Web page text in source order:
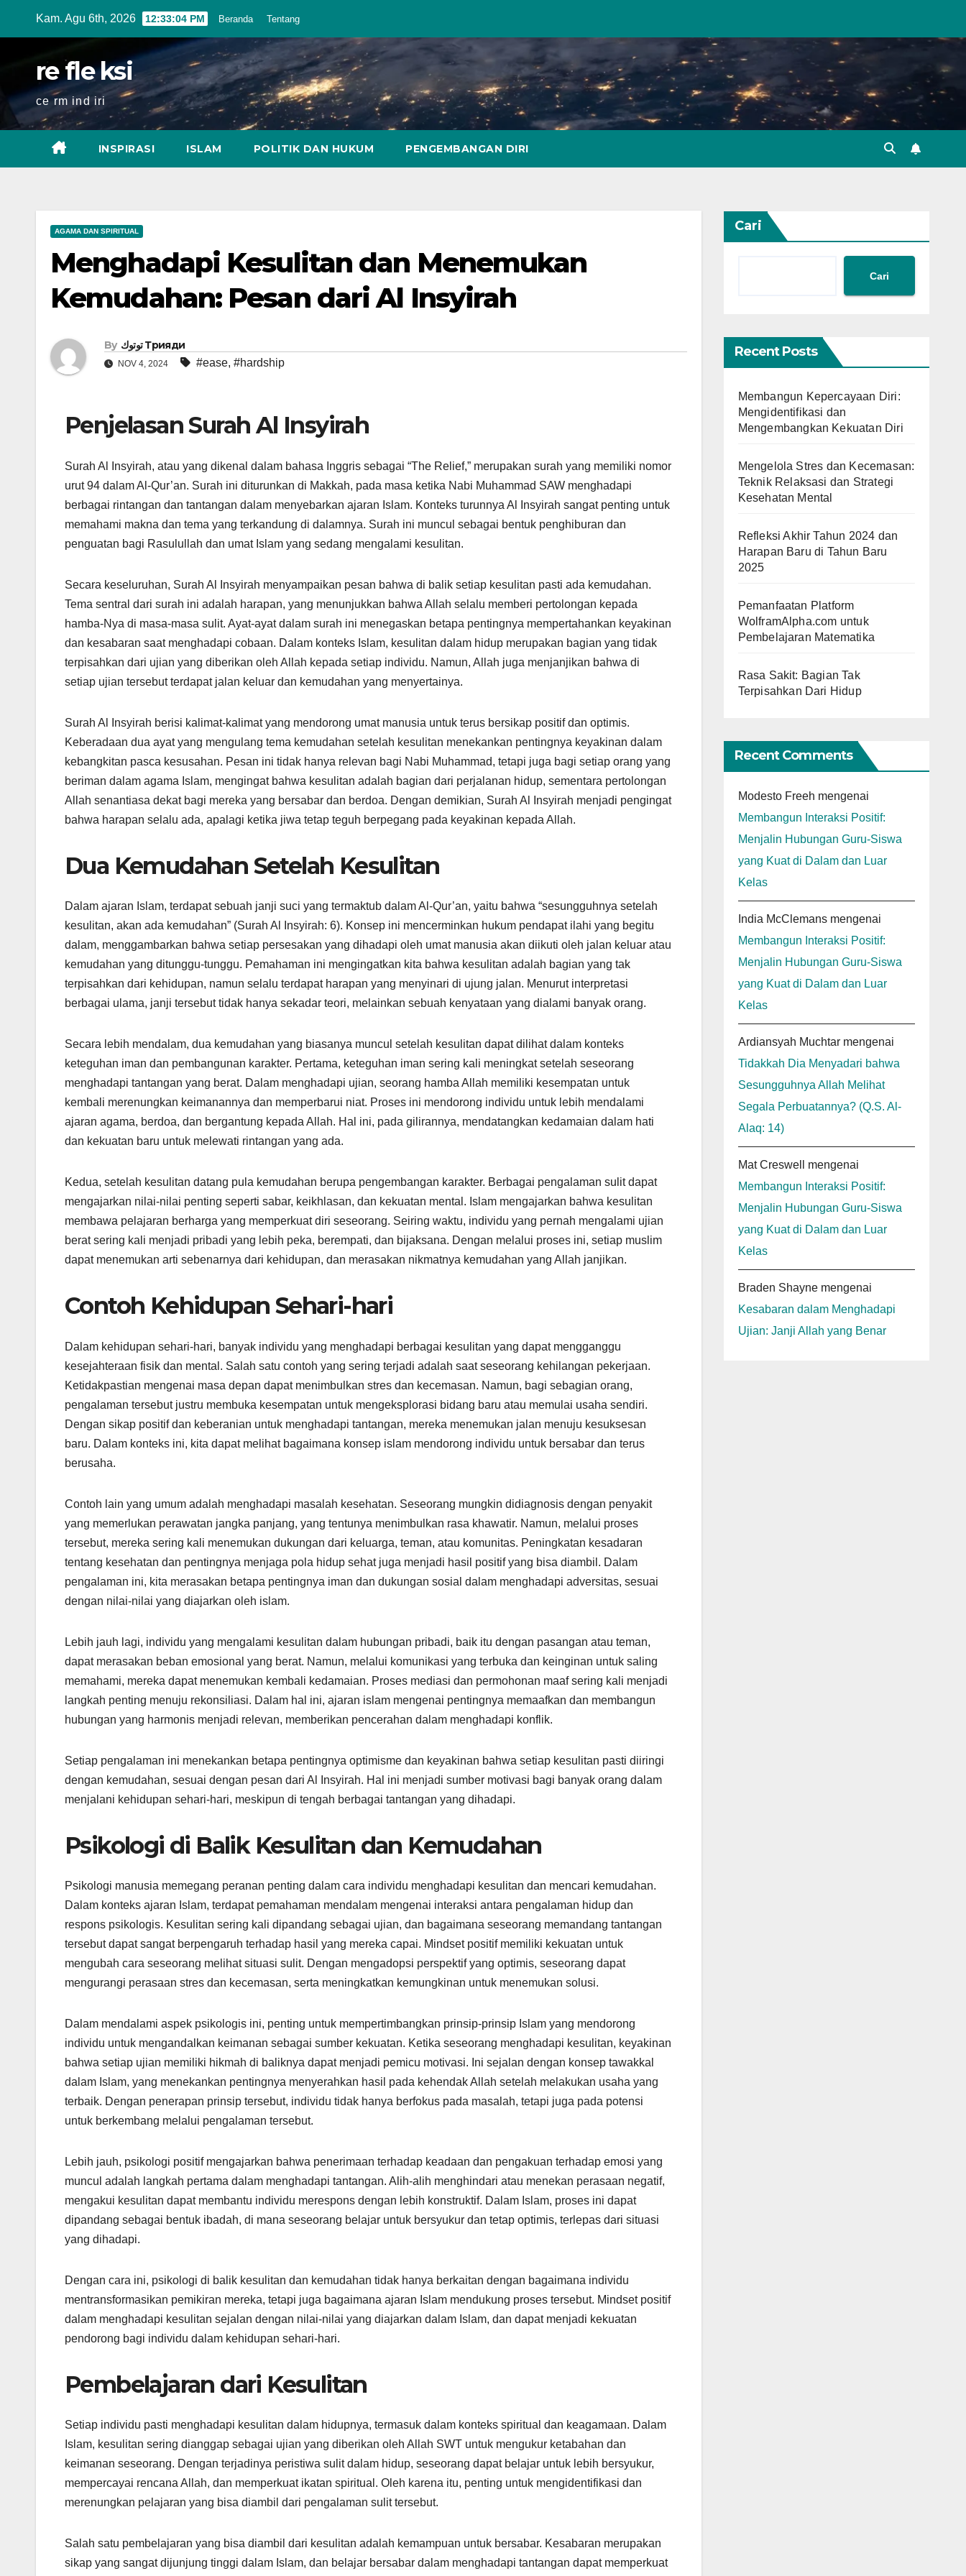
Kam. Agu 6th, 2026 12:33:05 PM Beranda Tentang
re fle ksi
ce rm ind iri
INSPIRASI ISLAM POLITIK DAN HUKUM PENGEMBANGAN DIRI
AGAMA DAN SPIRITUAL
Menghadapi Kesulitan dan Menemukan
Kemudahan: Pesan dari Al Insyirah
By توتوك Трияди
NOV 4, 2024 #ease, #hardship
Penjelasan Surah Al Insyirah
Surah Al Insyirah, atau yang dikenal dalam bahasa Inggris sebagai “The Relief,” merupakan surah yang memiliki nomor
urut 94 dalam Al-Qur’an. Surah ini diturunkan di Makkah, pada masa ketika Nabi Muhammad SAW menghadapi
berbagai rintangan dan tantangan dalam menyebarkan ajaran Islam. Konteks turunnya Al Insyirah sangat penting untuk
memahami makna dan tema yang terkandung di dalamnya. Surah ini muncul sebagai bentuk penghiburan dan
penguatan bagi Rasulullah dan umat Islam yang sedang mengalami kesulitan.
Secara keseluruhan, Surah Al Insyirah menyampaikan pesan bahwa di balik setiap kesulitan pasti ada kemudahan.
Tema sentral dari surah ini adalah harapan, yang menunjukkan bahwa Allah selalu memberi pertolongan kepada
hamba-Nya di masa-masa sulit. Ayat-ayat dalam surah ini menegaskan betapa pentingnya mempertahankan keyakinan
dan kesabaran saat menghadapi cobaan. Dalam konteks Islam, kesulitan dalam hidup merupakan bagian yang tidak
terpisahkan dari ujian yang diberikan oleh Allah kepada setiap individu. Namun, Allah juga menjanjikan bahwa di
setiap ujian tersebut terdapat jalan keluar dan kemudahan yang menyertainya.
Surah Al Insyirah berisi kalimat-kalimat yang mendorong umat manusia untuk terus bersikap positif dan optimis.
Keberadaan dua ayat yang mengulang tema kemudahan setelah kesulitan menekankan pentingnya keyakinan dalam
kebangkitan pasca kesusahan. Pesan ini tidak hanya relevan bagi Nabi Muhammad, tetapi juga bagi setiap orang yang
beriman dalam agama Islam, mengingat bahwa kesulitan adalah bagian dari perjalanan hidup, sementara pertolongan
Allah senantiasa dekat bagi mereka yang bersabar dan berdoa. Dengan demikian, Surah Al Insyirah menjadi pengingat
bahwa harapan selalu ada, apalagi ketika jiwa tetap teguh berpegang pada keyakinan kepada Allah.
Dua Kemudahan Setelah Kesulitan
Dalam ajaran Islam, terdapat sebuah janji suci yang termaktub dalam Al-Qur’an, yaitu bahwa “sesungguhnya setelah
kesulitan, akan ada kemudahan” (Surah Al Insyirah: 6). Konsep ini mencerminkan hukum pendapat ilahi yang begitu
dalam, menggambarkan bahwa setiap persesakan yang dihadapi oleh umat manusia akan diikuti oleh jalan keluar atau
kemudahan yang ditunggu-tunggu. Pemahaman ini mengingatkan kita bahwa kesulitan adalah bagian yang tak
terpisahkan dari kehidupan, namun selalu terdapat harapan yang menyinari di ujung jalan. Menurut interpretasi
berbagai ulama, janji tersebut tidak hanya sekadar teori, melainkan sebuah kenyataan yang dialami banyak orang.
Secara lebih mendalam, dua kemudahan yang biasanya muncul setelah kesulitan dapat dilihat dalam konteks
keteguhan iman dan pembangunan karakter. Pertama, keteguhan iman sering kali meningkat setelah seseorang
menghadapi tantangan yang berat. Dalam menghadapi ujian, seorang hamba Allah memiliki kesempatan untuk
kembali merenungkan keimanannya dan memperbarui niat. Proses ini mendorong individu untuk lebih mendalami
ajaran agama, berdoa, dan bergantung kepada Allah. Hal ini, pada gilirannya, mendatangkan kedamaian dalam hati
dan kekuatan baru untuk melewati rintangan yang ada.
Kedua, setelah kesulitan datang pula kemudahan berupa pengembangan karakter. Berbagai pengalaman sulit dapat
mengajarkan nilai-nilai penting seperti sabar, keikhlasan, dan kekuatan mental. Islam mengajarkan bahwa kesulitan
membawa pelajaran berharga yang memperkuat diri seseorang. Seiring waktu, individu yang pernah mengalami ujian
berat sering kali menjadi pribadi yang lebih peka, berempati, dan bijaksana. Dengan melalui proses ini, setiap muslim
dapat menemukan arti sebenarnya dari kehidupan, dan merasakan nikmatnya kemudahan yang Allah janjikan.
Contoh Kehidupan Sehari-hari
Dalam kehidupan sehari-hari, banyak individu yang menghadapi berbagai kesulitan yang dapat mengganggu
kesejahteraan fisik dan mental. Salah satu contoh yang sering terjadi adalah saat seseorang kehilangan pekerjaan.
Ketidakpastian mengenai masa depan dapat menimbulkan stres dan kecemasan. Namun, bagi sebagian orang,
pengalaman tersebut justru membuka kesempatan untuk mengeksplorasi bidang baru atau memulai usaha sendiri.
Dengan sikap positif dan keberanian untuk menghadapi tantangan, mereka menemukan jalan menuju kesuksesan
baru. Dalam konteks ini, kita dapat melihat bagaimana konsep islam mendorong individu untuk bersabar dan terus
berusaha.
Contoh lain yang umum adalah menghadapi masalah kesehatan. Seseorang mungkin didiagnosis dengan penyakit
yang memerlukan perawatan jangka panjang, yang tentunya menimbulkan rasa khawatir. Namun, melalui proses
tersebut, mereka sering kali menemukan dukungan dari keluarga, teman, atau komunitas. Peningkatan kesadaran
tentang kesehatan dan pentingnya menjaga pola hidup sehat juga menjadi hasil positif yang bisa diambil. Dalam
pengalaman ini, kita merasakan betapa pentingnya iman dan dukungan sosial dalam menghadapi adversitas, sesuai
dengan nilai-nilai yang diajarkan oleh islam.
Lebih jauh lagi, individu yang mengalami kesulitan dalam hubungan pribadi, baik itu dengan pasangan atau teman,
dapat merasakan beban emosional yang berat. Namun, melalui komunikasi yang terbuka dan keinginan untuk saling
memahami, mereka dapat menemukan kembali kedamaian. Proses mediasi dan permohonan maaf sering kali menjadi
langkah penting menuju rekonsiliasi. Dalam hal ini, ajaran islam mengenai pentingnya memaafkan dan membangun
hubungan yang harmonis menjadi relevan, memberikan pencerahan dalam menghadapi konflik.
Setiap pengalaman ini menekankan betapa pentingnya optimisme dan keyakinan bahwa setiap kesulitan pasti diiringi
dengan kemudahan, sesuai dengan pesan dari Al Insyirah. Hal ini menjadi sumber motivasi bagi banyak orang dalam
menjalani kehidupan sehari-hari, meskipun di tengah berbagai tantangan yang dihadapi.
Psikologi di Balik Kesulitan dan Kemudahan
Psikologi manusia memegang peranan penting dalam cara individu menghadapi kesulitan dan mencari kemudahan.
Dalam konteks ajaran Islam, terdapat pemahaman mendalam mengenai interaksi antara pengalaman hidup dan
respons psikologis. Kesulitan sering kali dipandang sebagai ujian, dan bagaimana seseorang memandang tantangan
tersebut dapat sangat berpengaruh terhadap hasil yang mereka capai. Mindset positif memiliki kekuatan untuk
mengubah cara seseorang melihat situasi sulit. Dengan mengadopsi perspektif yang optimis, seseorang dapat
mengurangi perasaan stres dan kecemasan, serta meningkatkan kemungkinan untuk menemukan solusi.
Dalam mendalami aspek psikologis ini, penting untuk mempertimbangkan prinsip-prinsip Islam yang mendorong
individu untuk mengandalkan keimanan sebagai sumber kekuatan. Ketika seseorang menghadapi kesulitan, keyakinan
bahwa setiap ujian memiliki hikmah di baliknya dapat menjadi pemicu motivasi. Ini sejalan dengan konsep tawakkal
dalam Islam, yang menekankan pentingnya menyerahkan hasil pada kehendak Allah setelah melakukan usaha yang
terbaik. Dengan penerapan prinsip tersebut, individu tidak hanya berfokus pada masalah, tetapi juga pada potensi
untuk berkembang melalui pengalaman tersebut.
Lebih jauh, psikologi positif mengajarkan bahwa penerimaan terhadap keadaan dan pengakuan terhadap emosi yang
muncul adalah langkah pertama dalam menghadapi tantangan. Alih-alih menghindari atau menekan perasaan negatif,
mengakui kesulitan dapat membantu individu merespons dengan lebih konstruktif. Dalam Islam, proses ini dapat
dipandang sebagai bentuk ibadah, di mana seseorang belajar untuk bersyukur dan tetap optimis, terlepas dari situasi
yang dihadapi.
Dengan cara ini, psikologi di balik kesulitan dan kemudahan tidak hanya berkaitan dengan bagaimana individu
mentransformasikan pemikiran mereka, tetapi juga bagaimana ajaran Islam mendukung proses tersebut. Mindset positif
dalam menghadapi kesulitan sejalan dengan nilai-nilai yang diajarkan dalam Islam, dan dapat menjadi kekuatan
pendorong bagi individu dalam kehidupan sehari-hari.
Pembelajaran dari Kesulitan
Setiap individu pasti menghadapi kesulitan dalam hidupnya, termasuk dalam konteks spiritual dan keagamaan. Dalam
Islam, kesulitan sering dianggap sebagai ujian yang diberikan oleh Allah SWT untuk mengukur ketabahan dan
keimanan seseorang. Dengan terjadinya peristiwa sulit dalam hidup, seseorang dapat belajar untuk lebih bersyukur,
mempercayai rencana Allah, dan memperkuat ikatan spiritual. Oleh karena itu, penting untuk mengidentifikasi dan
merenungkan pelajaran yang bisa diambil dari pengalaman sulit tersebut.
Salah satu pembelajaran yang bisa diambil dari kesulitan adalah kemampuan untuk bersabar. Kesabaran merupakan
sikap yang sangat dijunjung tinggi dalam Islam, dan belajar bersabar dalam menghadapi tantangan dapat memperkuat
Cari
Cari
Recent Posts
Membangun Kepercayaan Diri:
Mengidentifikasi dan
Mengembangkan Kekuatan Diri
Mengelola Stres dan Kecemasan:
Teknik Relaksasi dan Strategi
Kesehatan Mental
Refleksi Akhir Tahun 2024 dan
Harapan Baru di Tahun Baru
2025
Pemanfaatan Platform
WolframAlpha.com untuk
Pembelajaran Matematika
Rasa Sakit: Bagian Tak
Terpisahkan Dari Hidup
Recent Comments
Modesto Freeh mengenai
Membangun Interaksi Positif:
Menjalin Hubungan Guru-Siswa
yang Kuat di Dalam dan Luar
Kelas
India McClemansmengenai
Membangun Interaksi Positif:
Menjalin Hubungan Guru-Siswa
yang Kuat di Dalam dan Luar
Kelas
Ardiansyah Muchtarmengenai
Tidakkah Dia Menyadari bahwa
Sesungguhnya Allah Melihat
Segala Perbuatannya? (Q.S. Al-
Alaq: 14)
Mat Creswell
mengenai
Membangun Interaksi Positif:
Menjalin Hubungan Guru-Siswa
yang Kuat di Dalam dan Luar
Kelas
Braden Shaynemengenai
Kesabaran dalam Menghadapi
Ujian: Janji Allah yang Benar